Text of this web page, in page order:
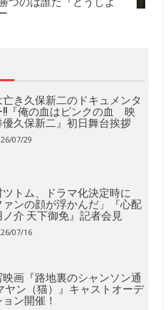
き久保新二のドキュメンタ
!!『俺の血はピンクの血 映
優久保新二』初日舞台挨拶
07/29
ツトム、ドラマ化決定時に
ァンの顔が浮かんだ」『心配
介 天下御免』記者会見
07/16
画『路地裏のシャンソン通
ヤン（猫）』キャストオーデ
ョン開催！